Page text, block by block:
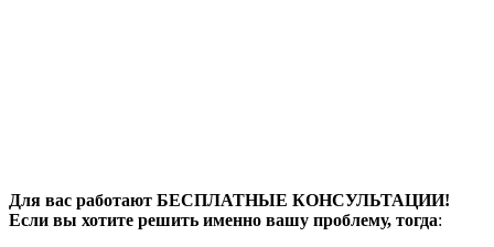
Для вас работают БЕСПЛАТНЫЕ КОНСУЛЬТАЦИИ!
Если вы хотите решить именно вашу проблему, тогда: